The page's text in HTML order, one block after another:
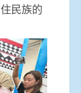
民族的